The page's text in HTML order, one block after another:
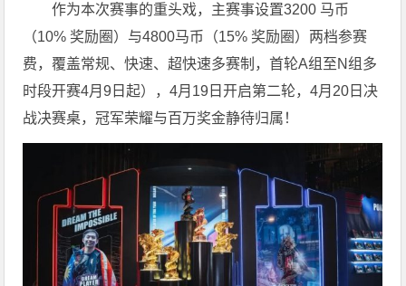
作为本次赛事的重头戏，主赛事设置3200 马币
（10% 奖励圈）与4800马币（15% 奖励圈）两档参赛
费，覆盖常规、快速、超快速多赛制，首轮A组至N组多
时段开赛4月9日起），4月19日开启第二轮，4月20日决
战决赛桌，冠军荣耀与百万奖金静待归属！